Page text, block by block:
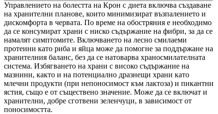
Управлението на болестта на Крон с диета включва създаване
на хранителни планове, които минимизират възпалението и
дискомфорта в червата. По време на обостряния е необходимо
да се консумират храни с ниско съдържание на фибри, за да се
намалят симптомите. Включването на лесно смилаеми
протеини като риба и яйца може да помогне за поддържане на
хранителния баланс, без да се натоварва храносмилателната
система. Избягването на храни с високо съдържание на
мазнини, както и на потенциално дразнещи храни като
млечни продукти (при непоносимост към лактоза) и пикантни
ястия, също е от съществено значение. Може да се включат и
хранителни, добре сготвени зеленчуци, в зависимост от
поносимостта.